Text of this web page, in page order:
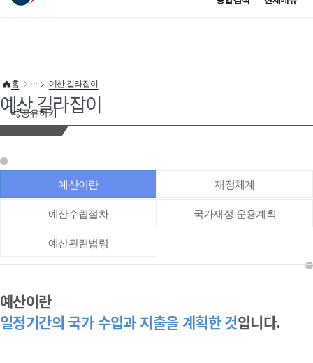
이 누리집은 대한민국 공식 전자정부 누리집입니다.
공유하기
홈 예산 길라잡이
예산 길라잡이
예산이란 재정체계
예산수립절차 국가재정 운용계획
예산관련법령
예산이란
일정기간의 국가 수입과 지출을 계획한 것입니다.